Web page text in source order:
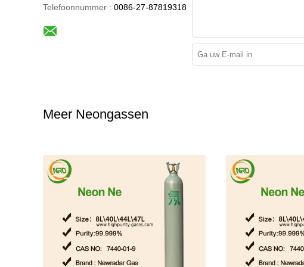
Telefoonnummer : 0086-27-87819318
Meer Neongassen